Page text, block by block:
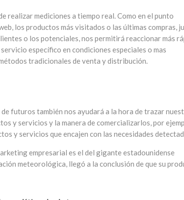
realizar mediciones a tiempo real. Como en el punto
los productos más visitados o las últimas compras,
o los potenciales, nos permitirá reaccionar más
específico en condiciones especiales o mas
tradicionales de venta y distribución.
futuros también nos ayudará a la hora de trazar
y servicios y la manera de comercializarlos, por
y servicios que encajen con las necesidades
empresarial es el del gigante estadounidense
meteorológica, llegó a la conclusión de que su